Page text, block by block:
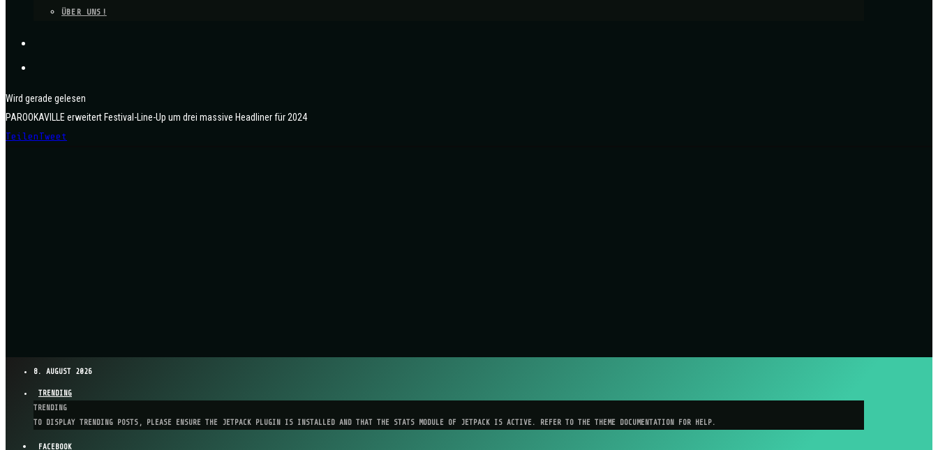
ÜBER UNS!
Wird gerade gelesen
PAROOKAVILLE erweitert Festival-Line-Up um drei massive Headliner für 2024
Teilen Tweet
8. AUGUST 2026
TRENDING
TRENDING
TO DISPLAY TRENDING POSTS, PLEASE ENSURE THE JETPACK PLUGIN IS INSTALLED AND THAT THE STATS MODULE OF JETPACK IS ACTIVE. REFER TO THE THEME DOCUMENTATION FOR HELP.
FACEBOOK